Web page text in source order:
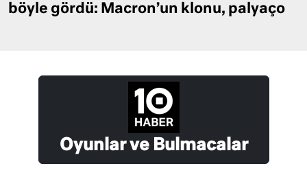
böyle gördü: Macron’un klonu, palyaço
Oyunlar ve Bulmacalar